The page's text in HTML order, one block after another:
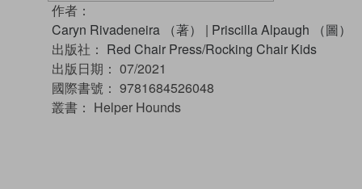
作者：
Caryn Rivadeneira （著）
| Priscilla Alpaugh （圖）
出版社： Red Chair Press/Rocking Chair Kids
出版日期： 07/2021
國際書號： 9781684526048
叢書： Helper Hounds